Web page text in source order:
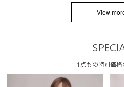
View
1点もの特別価格